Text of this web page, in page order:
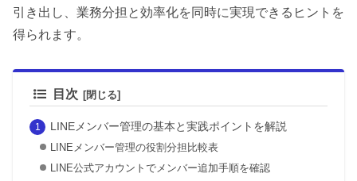
引き出し、業務分担と効率化を同時に実現できるヒントを
得られます。
目次
LINEメンバー管理の基本と実践ポイントを解説
LINEメンバー管理の役割分担比較表
LINE公式アカウントでメンバー追加手順を確認